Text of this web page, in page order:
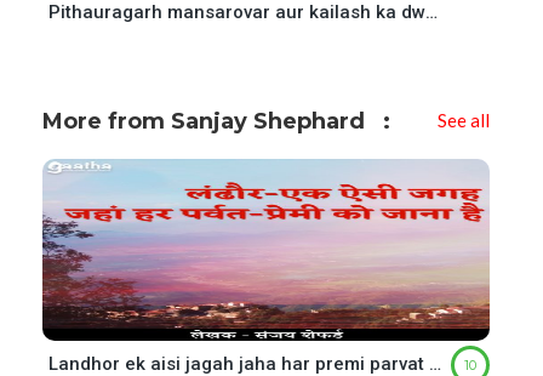
Pithauragarh mansarovar aur kailash ka dwaar (पिथौरागढ़ मानसरोवर और कैलाश का द्वार)
More from Sanjay Shephard See all
Landhor ek aisi jagah jaha har premi parvat ko jana hai ( लंढौर एक ऐसी जगह जहां हर पर्वत-प्रेमी को जाना) 10